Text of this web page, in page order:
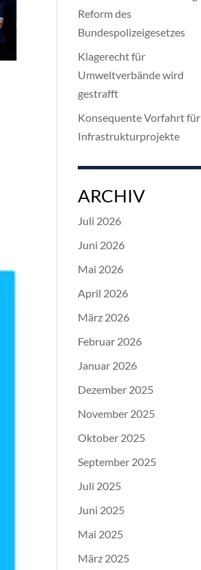
Reform des
Bundespolizeigesetzes
Klagerecht für
Umweltverbände wird
gestrafft
Konsequente Vorfahrt für
Infrastrukturprojekte
ARCHIV
Juli 2026
Juni 2026
Mai 2026
April 2026
März 2026
Februar 2026
Januar 2026
Dezember 2025
November 2025
Oktober 2025
September 2025
Juli 2025
Juni 2025
Mai 2025
März 2025